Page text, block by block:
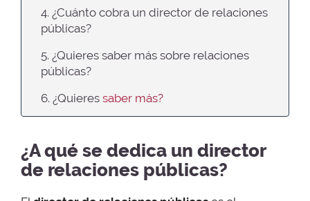
4. ¿Cuánto cobra un director de relaciones
públicas?
5. ¿Quieres saber más sobre relaciones
públicas?
6. ¿Quieres saber más?
¿A qué se dedica un director
de relaciones públicas?